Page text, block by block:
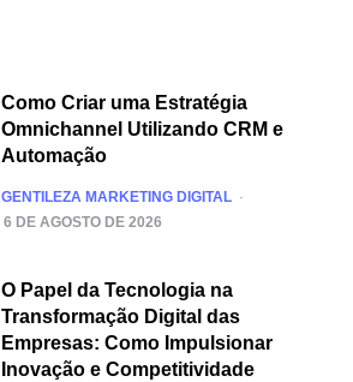
Como Criar uma Estratégia
Omnichannel Utilizando CRM e
Automação
POSTED
GENTILEZA MARKETING DIGITAL
6 DE AGOSTO DE 2026
O Papel da Tecnologia na
Transformação Digital das
Empresas: Como Impulsionar
Inovação e Competitividade